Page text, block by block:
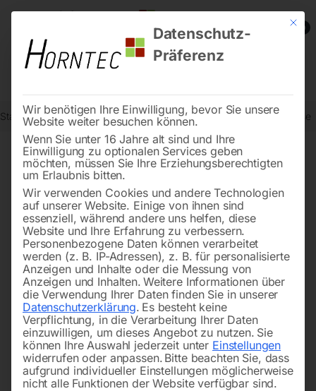
0
Start Reinigungstechnik Dampfreiniger /-sauger Punktstrahldüse
Mit
Datenschutz-
Präferenz
Wir benötigen Ihre Einwilligung, bevor Sie unsere
Website weiter besuchen können.
Wenn Sie unter 16 Jahre alt sind und Ihre
Einwilligung zu optionalen Services geben
möchten, müssen Sie Ihre Erziehungsberechtigten
um Erlaubnis bitten.
Wir verwenden Cookies und andere Technologien
auf unserer Website. Einige von ihnen sind
essenziell, während andere uns helfen, diese
Website und Ihre Erfahrung zu verbessern.
Personenbezogene Daten können verarbeitet
werden (z. B. IP-Adressen), z. B. für personalisierte
Anzeigen und Inhalte oder die Messung von
Anzeigen und Inhalten. Weitere Informationen über
die Verwendung Ihrer Daten finden Sie in unserer
Datenschutzerklärung. Es besteht keine
Verpflichtung, in die Verarbeitung Ihrer Daten
einzuwilligen, um dieses Angebot zu nutzen. Sie
können Ihre Auswahl jederzeit unter Einstellungen
widerrufen oder anpassen. Bitte beachten Sie, dass
aufgrund individueller Einstellungen möglicherweise
nicht alle Funktionen der Website verfügbar sind.